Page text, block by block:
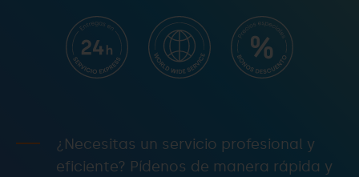
¿Necesitas un servicio profesional y
eficiente? Pídenos de manera rápida y